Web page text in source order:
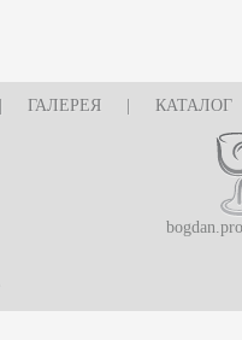
ГАЛЕРЕЯ КАТАЛОГ